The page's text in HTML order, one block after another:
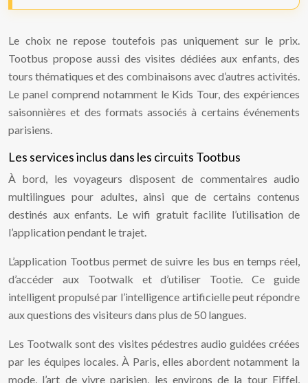
Le choix ne repose toutefois pas uniquement sur le prix.
Tootbus propose aussi des visites dédiées aux enfants, des
tours thématiques et des combinaisons avec d’autres activités.
Le panel comprend notamment le Kids Tour, des expériences
saisonnières et des formats associés à certains événements
parisiens.
Les services inclus dans les circuits Tootbus
À bord, les voyageurs disposent de commentaires audio
multilingues pour adultes, ainsi que de certains contenus
destinés aux enfants. Le wifi gratuit facilite l’utilisation de
l’application pendant le trajet.
L’application Tootbus permet de suivre les bus en temps réel,
d’accéder aux Tootwalk et d’utiliser Tootie. Ce guide
intelligent propulsé par l’intelligence artificielle peut répondre
aux questions des visiteurs dans plus de 50 langues.
Les Tootwalk sont des visites pédestres audio guidées créées
par les équipes locales. À Paris, elles abordent notamment la
mode, l’art de vivre parisien, les environs de la tour Eiffel,